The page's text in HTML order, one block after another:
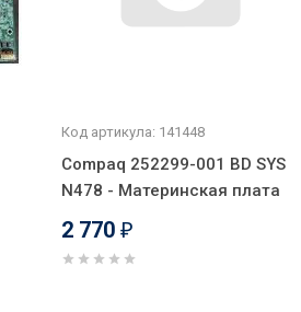
Код артикула: 141448
Compaq 252299-001 BD SYS
N478 - Материнская плата
2 770 ₽